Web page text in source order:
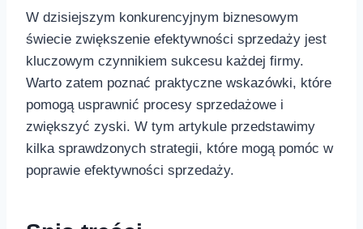
W dzisiejszym​ konkurencyjnym biznesowym
świecie zwiększenie efektywności sprzedaży jest⁣
kluczowym czynnikiem sukcesu każdej firmy.
Warto ⁣zatem poznać praktyczne wskazówki, które
pomogą usprawnić procesy sprzedażowe i
zwiększyć‍ zyski. W tym artykule przedstawimy
kilka sprawdzonych strategii, które mogą pomóc w
poprawie efektywności sprzedaży.